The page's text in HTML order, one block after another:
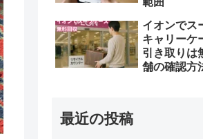
イオンでス
キャリーケ
引き取りは
舗の確認方
最近の投稿